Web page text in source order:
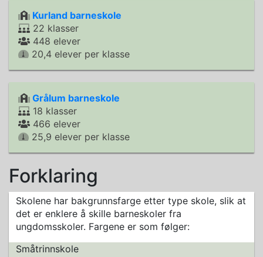
Kurland barneskole
22 klasser
448 elever
20,4 elever per klasse
Grålum barneskole
18 klasser
466 elever
25,9 elever per klasse
Forklaring
Skolene har bakgrunnsfarge etter type skole, slik at
det er enklere å skille barneskoler fra
ungdomsskoler. Fargene er som følger:
Småtrinnskole